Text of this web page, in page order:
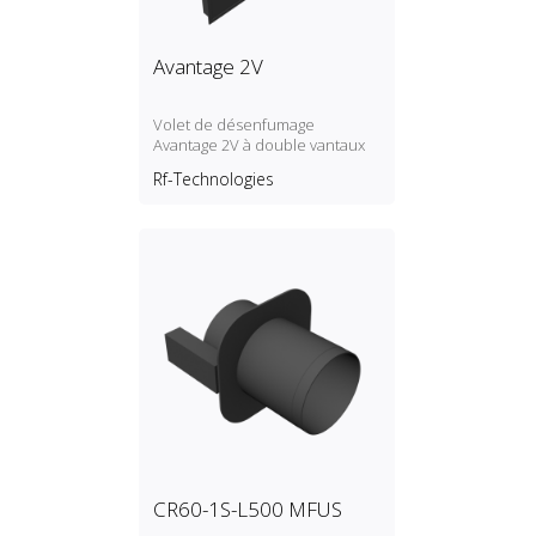
Avantage 2V
Volet de désenfumage
Avantage 2V à double vantaux
Rf-Technologies
CR60-1S-L500 MFUS